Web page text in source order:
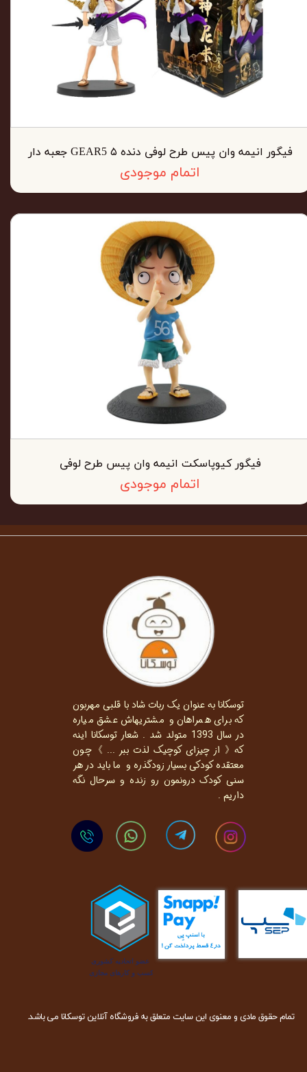
فیگور انیمه وان پیس طرح لوفی دنده ۵ GEAR5 جعبه دار
اتمام موجودی
فیگور کیوپاسکت انیمه وان پیس طرح لوفی
اتمام موجودی
توسکانا به عنوان یک ربات شاد با قلبی مهربون
که برای همراهان و مشتریهاش عشق میاره
در سال 1393 متولد شد . شعار توسکانا اینه
که《 از چیزای کوچیک لذت ببر ... 》چون
معتقده کودکی بسیار زودگذره و ما باید در هر
سنی کودک درونمون رو زنده و سرحال نگه
داریم .
تمام حقوق مادی و معنوی این سایت متعلق به فروشگاه آنلاین توسکانا می باشد.